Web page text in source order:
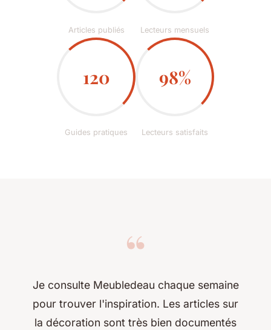
Articles publiés Lecteurs mensuels
120
Guides pratiques
98%
Lecteurs satisfaits
“
Je consulte Meubledeau chaque semaine
pour trouver l'inspiration. Les articles sur
la décoration sont très bien documentés